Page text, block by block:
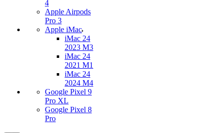
4
Apple Airpods
Pro 3
Apple iMac
iMac 24
2023 M3
iMac 24
2021 M1
iMac 24
2024 M4
Google Pixel 9
Pro XL
Google Pixel 8
Pro